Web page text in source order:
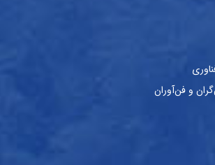
و فن‌آوران